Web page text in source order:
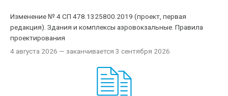
Изменение № 4 СП 478.1325800.2019 (проект, первая
редакция). Здания и комплексы аэровокзальные. Правила
проектирования
4 августа 2026 — заканчивается 3 сентября 2026